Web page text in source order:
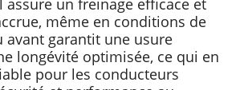
assure un freinage efficace et
même en conditions de
avant garantit une usure
longévité optimisée, ce qui en
pour les conducteurs